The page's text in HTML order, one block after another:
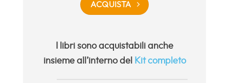
ACQUISTA
I libri sono acquistabili anche
insieme all’interno del Kit completo